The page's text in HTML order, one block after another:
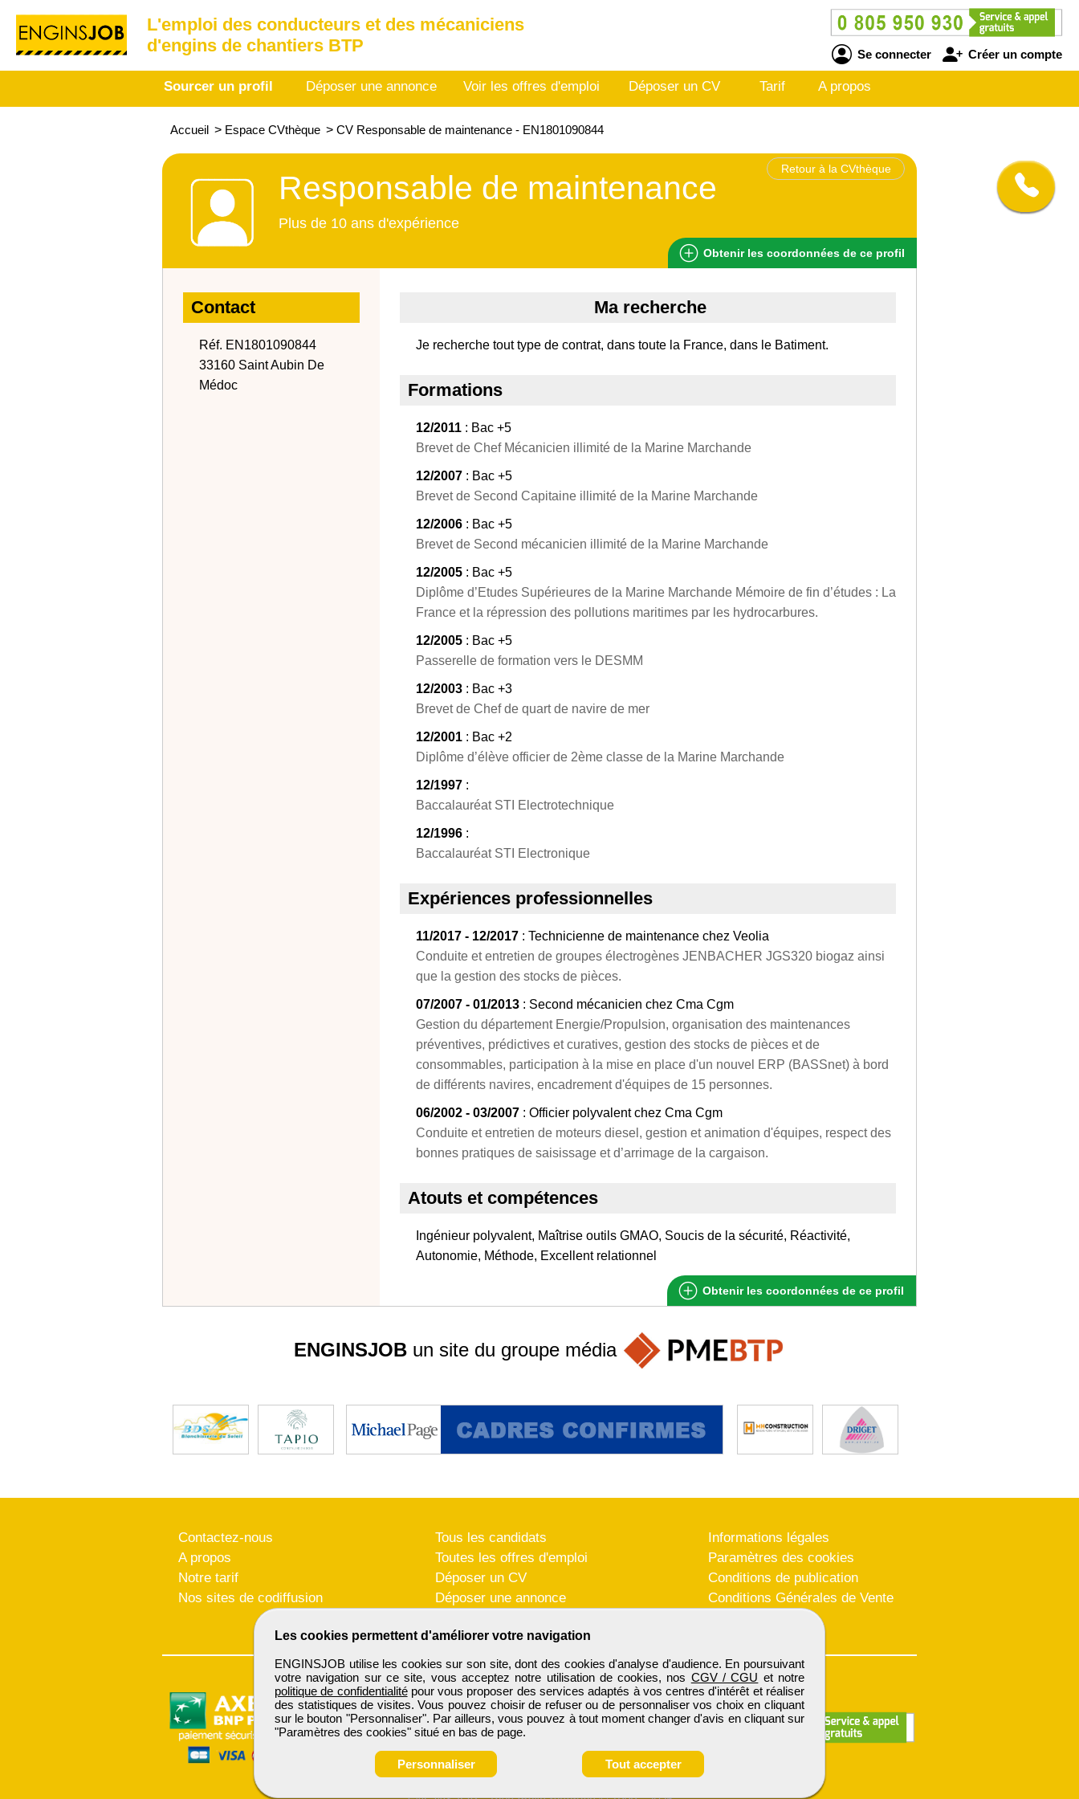
L'emploi des conducteurs et des mécaniciens
d'engins de chantiers BTP
Se connecter Créer un compte
Sourcer un profil Déposer une annonce Voir les offres d'emploi Déposer un CV Tarif A propos
Accueil > Espace CVthèque > CV Responsable de maintenance - EN1801090844
Retour à la CVthèque
Responsable de maintenance
Plus de 10 ans d'expérience
Obtenir les coordonnées de ce profil
Contact
Réf. EN1801090844
33160 Saint Aubin De
Médoc
Ma recherche
Je recherche tout type de contrat, dans toute la France, dans le Batiment.
Formations
12/2011 : Bac +5
Brevet de Chef Mécanicien illimité de la Marine Marchande
12/2007 : Bac +5
Brevet de Second Capitaine illimité de la Marine Marchande
12/2006 : Bac +5
Brevet de Second mécanicien illimité de la Marine Marchande
12/2005 : Bac +5
Diplôme d’Etudes Supérieures de la Marine Marchande Mémoire de fin d’études : La
France et la répression des pollutions maritimes par les hydrocarbures.
12/2005 : Bac +5
Passerelle de formation vers le DESMM
12/2003 : Bac +3
Brevet de Chef de quart de navire de mer
12/2001 : Bac +2
Diplôme d’élève officier de 2ème classe de la Marine Marchande
12/1997 :
Baccalauréat STI Electrotechnique
12/1996 :
Baccalauréat STI Electronique
Expériences professionnelles
11/2017 - 12/2017 : Technicienne de maintenance chez Veolia
Conduite et entretien de groupes électrogènes JENBACHER JGS320 biogaz ainsi
que la gestion des stocks de pièces.
07/2007 - 01/2013 : Second mécanicien chez Cma Cgm
Gestion du département Energie/Propulsion, organisation des maintenances
préventives, prédictives et curatives, gestion des stocks de pièces et de
consommables, participation à la mise en place d'un nouvel ERP (BASSnet) à bord
de différents navires, encadrement d'équipes de 15 personnes.
06/2002 - 03/2007 : Officier polyvalent chez Cma Cgm
Conduite et entretien de moteurs diesel, gestion et animation d'équipes, respect des
bonnes pratiques de saisissage et d’arrimage de la cargaison.
Atouts et compétences
Ingénieur polyvalent, Maîtrise outils GMAO, Soucis de la sécurité, Réactivité,
Autonomie, Méthode, Excellent relationnel
Obtenir les coordonnées de ce profil
Les cookies permettent d'améliorer votre navigation
ENGINSJOB utilise les cookies sur son site, dont des cookies d'analyse d'audience. En poursuivant
votre navigation sur ce site, vous acceptez notre utilisation de cookies, nos CGV / CGU et notre
politique de confidentialitépour vous proposer des services adaptés à vos centres d'intérêt et réaliser
des statistiques de visites. Vous pouvez choisir de refuser ou de personnaliser vos choix en cliquant
sur le bouton "Personnaliser". Par ailleurs, vous pouvez à tout moment changer d'avis en cliquant sur
"Paramètres des cookies" situé en bas de page.
Personnaliser Tout accepter
ENGINSJOB un site du groupe média
Contactez-nous
A propos
Notre tarif
Nos sites de codiffusion
Tous les candidats
Toutes les offres d'emploi
Déposer un CV
Déposer une annonce
Informations légales
Paramètres des cookies
Conditions de publication
Conditions Générales de Vente